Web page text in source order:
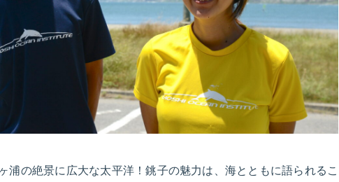
浦の絶景に広大な太平洋！銚子の魅力は、海とともに語られるこ